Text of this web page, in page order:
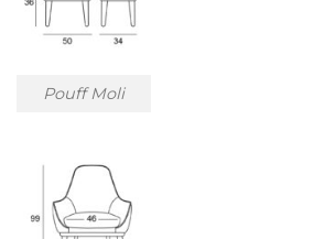
Pouff Moli